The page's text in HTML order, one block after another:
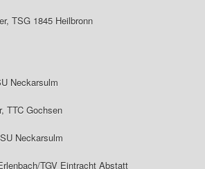
TSG 1845 Heilbronn
Neckarsulm
TTC Gochsen
Neckarsulm
TGV Eintracht Abstatt